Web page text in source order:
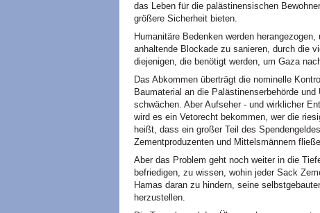
das Leben für die palästinensischen
größere Sicherheit bieten.
Humanitäre Bedenken werden
anhaltende Blockade zu sanieren, durch die
diejenigen, die benötigt werden, um Gaza
Das Abkommen überträgt die nominelle
Baumaterial an die Palästinenserbehörde
schwächen. Aber Aufseher - und wirklicher
wird es ein Vetorecht bekommen, wer die
heißt, dass ein großer Teil des
Zementproduzenten und Mittelsmännern
Aber das Problem geht noch weiter in die
befriedigen, zu wissen, wohin jeder Sack
Hamas daran zu hindern, seine
herzustellen.